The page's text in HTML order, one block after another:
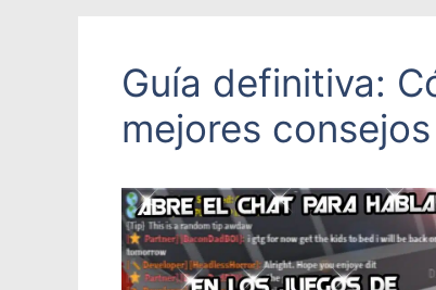
Guía definitiva:
mejores